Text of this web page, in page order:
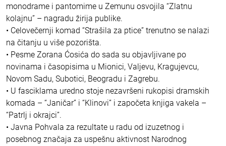
monodrame i pantomime u Zemunu osvojila “Zlatnu
kolajnu” – nagradu žirija publike.
• Celovečernji komad “Strašila za ptice” trenutno se nalazi
na čitanju u više pozorišta.
• Pesme Zorana Ćosića do sada su objavljivane po
novinama i časopisima u Mionici, Valjevu, Kragujevcu,
Novom Sadu, Subotici, Beogradu i Zagrebu.
• U fasciklama uredno stoje nezavršeni rukopisi dramskih
komada – “Janičar” i “Klinovi” i započeta knjiga vakela –
“Patrlj i okrajci”.
• Javna Pohvala za rezultate u radu od izuzetnog i
posebnog značaja za uspešnu aktivnost Narodnog